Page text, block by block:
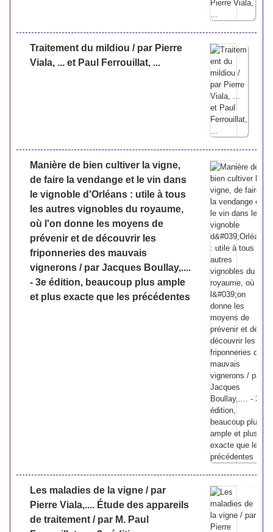
Traitement du mildiou / par Pierre
Viala, ... et Paul Ferrouillat, ...
Manière de bien cultiver la vigne,
de faire la vendange et le vin dans
le vignoble d'Orléans : utile à tous
les autres vignobles du royaume,
où l'on donne les moyens de
prévenir et de découvrir les
friponneries des mauvais
vignerons / par Jacques Boullay,....
- 3e édition, beaucoup plus ample
et plus exacte que les précédentes
Les maladies de la vigne / par
Pierre Viala,.... Étude des appareils
de traitement / par M. Paul